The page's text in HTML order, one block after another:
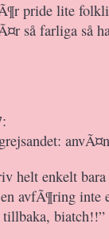
pride lite
så farliga så
helt enkelt
avfÃ¶ring inte
biatch!!”